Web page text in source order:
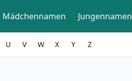
Mädchennamen Jungennamen
U V W X Y Z